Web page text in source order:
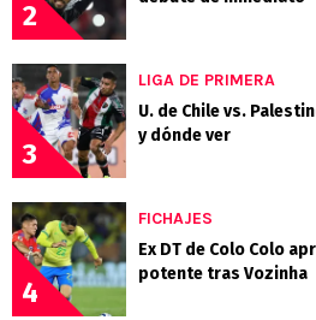
2
3
LIGA DE PRIMERA
U. de Chile vs.
y dónde ver
4
FICHAJES
Ex DT de Colo Colo
potente tras Vozinha